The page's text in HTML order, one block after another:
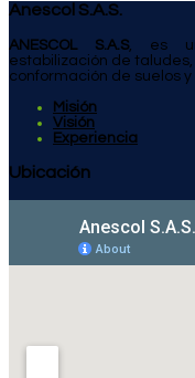
Anescol S.A.S.
ANESCOL S.A.S, es
estabilización de
conformación de suelos
Misión
Visión
Experiencia
Ubicación